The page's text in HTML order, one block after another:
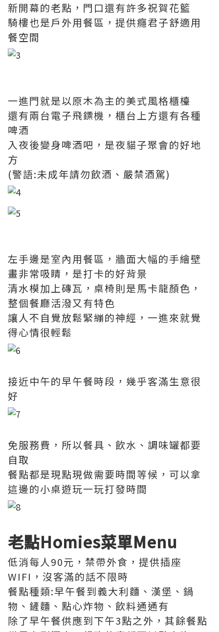
新開幕的老點，門口還有許多祝賀花籃
騎樓也是戶外用餐區，提供癮君子舒適用
餐空間
一進門就是以原木為主的美式風格櫃檯
還有兩台電子飛鏢機，櫃台上方還有各種
啤酒
入夜後變身啤酒吧，是夜貓子聚會的好地
方
(警語:未成年請勿飲酒、嚴禁酒駕)
左手邊是室內用餐區，牆面大幅的手繪壁
畫非常吸睛，是打卡的好背景
清水模加上磚瓦，桌椅則是馬卡龍顏色，
整個餐廳活潑又有特色
讓人不自覺放鬆緊繃的神經，一進來就覺
得心情很輕鬆
接近中午的早午餐時段，幾乎客滿生意很
好
免服務費，所以餐具、飲水、調味罐都要
自取
餐點都是現點現做需要時間等候，可以拿
這邊的小桌遊玩一玩打發時間
老點Homies菜單Menu
低消每人90元，禁帶外食，提供插座
WIFI，沒客滿的話不限時
餐點種類:早午餐到義大利麵、漢堡、鍋
物、鏟麵、點心炸物、飲料通通有
除了早午餐供應到下午3點之外，其餘餐點